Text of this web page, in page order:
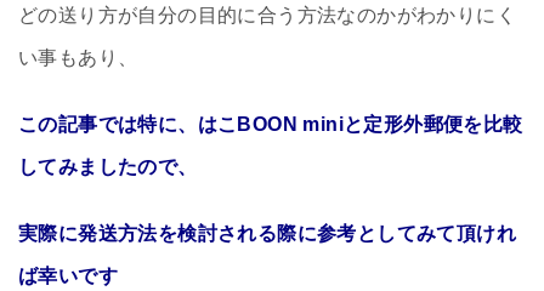
どの送り方が自分の目的に合う方法なのかがわかりにく
い事もあり、
この記事では特に、はこBOON miniと定形外郵便を比較
してみましたので、
実際に発送方法を検討される際に参考としてみて頂けれ
ば幸いです